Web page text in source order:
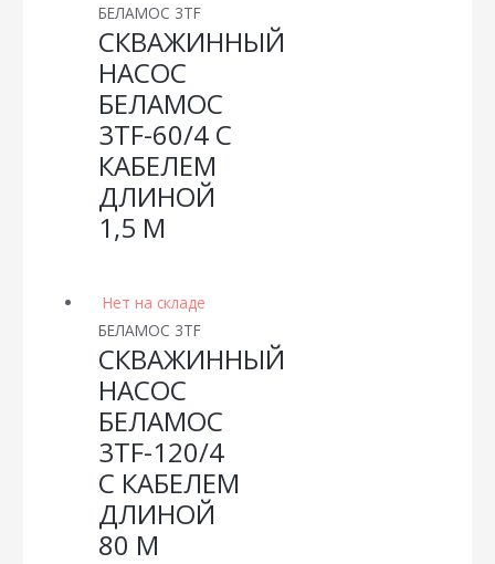
БЕЛАМОС 3TF
СКВАЖИННЫЙ
НАСОС
БЕЛАМОС
3TF-60/4 С
КАБЕЛЕМ
ДЛИНОЙ
1,5 М
Нет на складе
БЕЛАМОС 3TF
СКВАЖИННЫЙ
НАСОС
БЕЛАМОС
3TF-120/4
С КАБЕЛЕМ
ДЛИНОЙ
80 М